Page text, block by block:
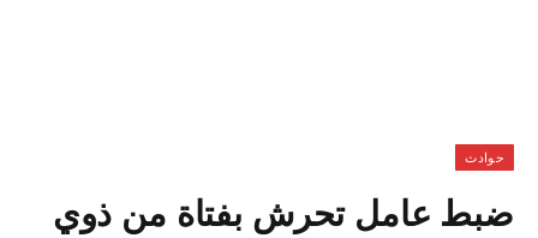
حوادث
ضبط عامل تحرش بفتاة من ذوي